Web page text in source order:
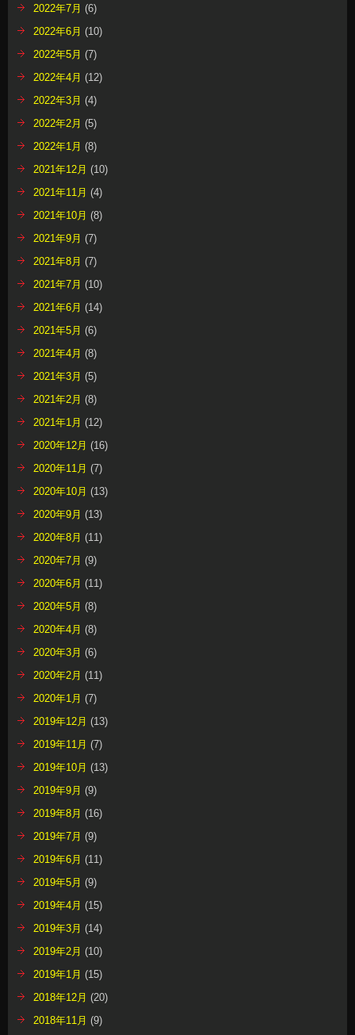
2022年7月 (6)
2022年6月 (10)
2022年5月 (7)
2022年4月 (12)
2022年3月 (4)
2022年2月 (5)
2022年1月 (8)
2021年12月 (10)
2021年11月 (4)
2021年10月 (8)
2021年9月 (7)
2021年8月 (7)
2021年7月 (10)
2021年6月 (14)
2021年5月 (6)
2021年4月 (8)
2021年3月 (5)
2021年2月 (8)
2021年1月 (12)
2020年12月 (16)
2020年11月 (7)
2020年10月 (13)
2020年9月 (13)
2020年8月 (11)
2020年7月 (9)
2020年6月 (11)
2020年5月 (8)
2020年4月 (8)
2020年3月 (6)
2020年2月 (11)
2020年1月 (7)
2019年12月 (13)
2019年11月 (7)
2019年10月 (13)
2019年9月 (9)
2019年8月 (16)
2019年7月 (9)
2019年6月 (11)
2019年5月 (9)
2019年4月 (15)
2019年3月 (14)
2019年2月 (10)
2019年1月 (15)
2018年12月 (20)
2018年11月 (9)